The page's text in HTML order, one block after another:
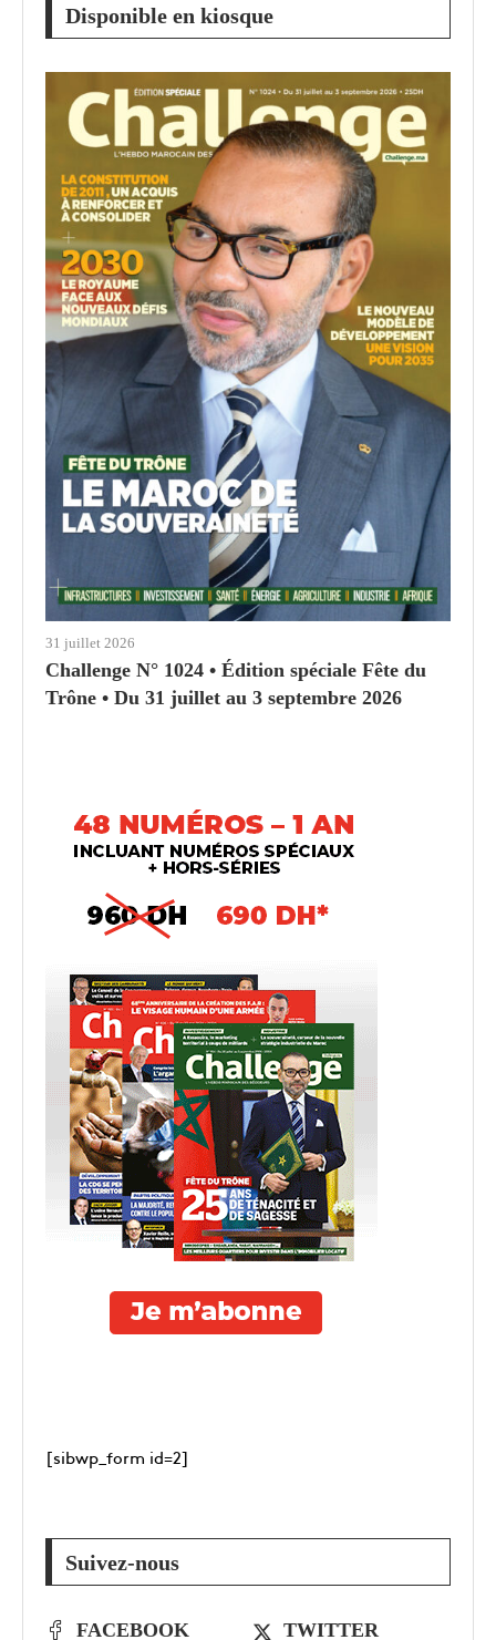
Disponible en kiosque
31 juillet 2026
Challenge N° 1024 • Édition spéciale Fête du
Trône • Du 31 juillet au 3 septembre 2026
[sibwp_form id=2]
Suivez-nous
FACEBOOK TWITTER